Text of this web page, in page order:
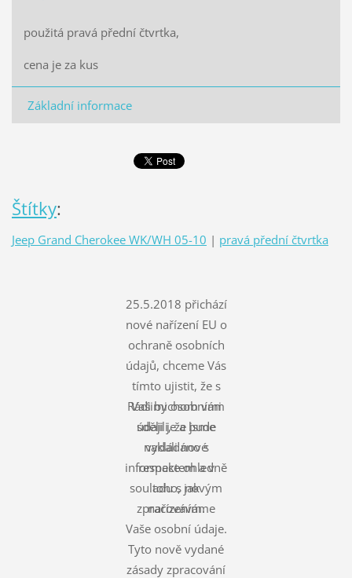
použitá pravá přední čtvrtka,
cena je za kus
Základní informace
Štítky:
Jeep Grand Cherokee WK/WH 05-10 | pravá přední čtvrtka
25.5.2018 přichází
nové nařízení EU o
ochraně osobních
údajů, chceme Vás
tímto ujistit, že s
Vašimi osobními
údaji je a bude
nakládáno s
respektem a v
souladu s novým
nařízením.
Rádi bychom vám
sdělili, že jsme
vydali nové
informace ohledně
toho, jak
zpracováváme
Vaše osobní údaje.
Tyto nově vydané
zásady zpracování